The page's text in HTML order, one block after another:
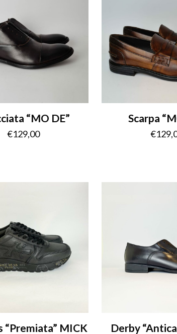
“MO DE”
€129,00
Scarpa
€
“Premiata” MICK Derby